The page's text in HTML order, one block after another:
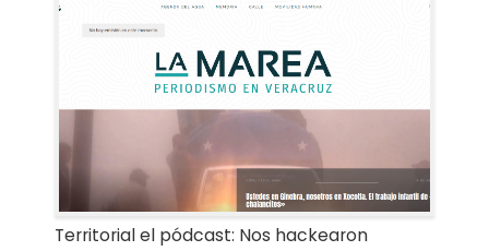
Territorial el pódcast: Nos hackearon